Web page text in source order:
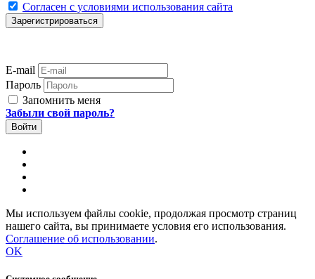
Согласен с условиями использования сайта
E-mail
Пароль
Запомнить меня
Забыли свой пароль?
Мы используем файлы cookie, продолжая просмотр страниц
нашего сайта, вы принимаете условия его использования.
Соглашение об использовании.
OK